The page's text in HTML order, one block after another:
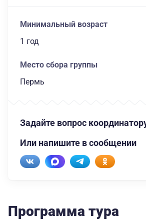
Минимальный возраст
1 год
Место сбора группы
Пермь
Задайте вопрос
Или напишите в сообщении
Программа тура